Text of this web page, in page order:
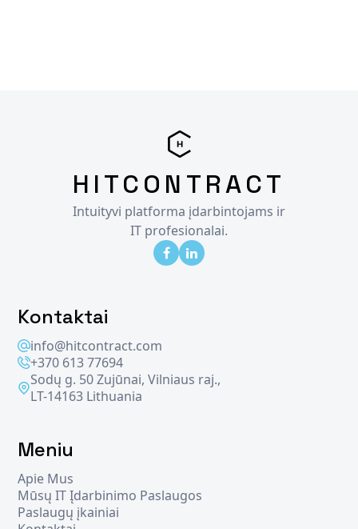
HITCONTRACT
Intuityvi platforma įdarbintojams ir
IT profesionalai.
Kontaktai
info@hitcontract.com
+370 613 77694
Sodų g. 50 Zujūnai, Vilniaus raj.,
LT-14163 Lithuania
Meniu
Apie Mus
Mūsų IT Įdarbinimo Paslaugos
Paslaugų įkainiai